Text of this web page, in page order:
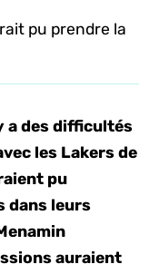
pu prendre la
a des difficultés
les Lakers de
pu
dans leurs
auraient